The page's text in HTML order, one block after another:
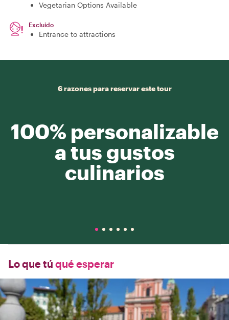
Vegetarian Options Available
Excluido
Entrance to attractions
6 razones para reservar este tour
100% personalizable
a tus gustos
culinarios
Lo que tú qué esperar